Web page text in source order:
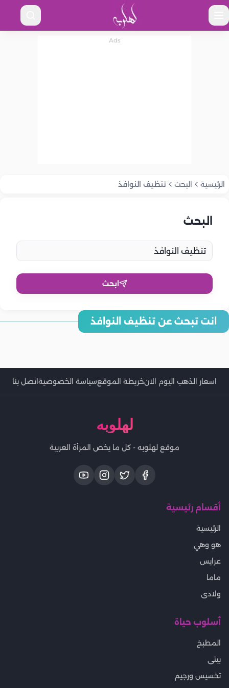
الرئيسية البحث تنظيف النوافذ
البحث
ابحث
انت تبحث عن تنظيف النوافذ
كيفية تنظيف النوافذ والستائر في غرفة النوم بسهولة
اسعار الذهب اليوم الانخريطة الموقعسياسة الخصوصيةاتصل بنا
لهلوبه
موقع لهلوبه - كل ما يخص المرأة العربية
أقسام رئيسية
الرئيسية
هو وهي
عرايس
ماما
ولادى
أسلوب حياة
المطبخ
بيتى
تخسيس ورجيم